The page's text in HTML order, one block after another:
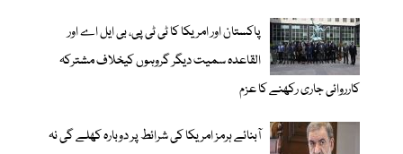
پاکستان اور امریکا کا ٹی ٹی پی، بی ایل اے اور
القاعدہ سمیت دیگر گروہوں کیخلاف مشترکہ
کارروائی جاری رکھنے کا عزم
آبنائے ہرمز امریکا کی شرائط پر دوبارہ کھلے گی نہ